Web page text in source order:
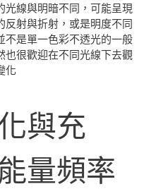
光線與明暗不同，可能呈現
反射與折射，或是明度不同
不是單一色彩不透光的一般
也很歡迎在不同光線下去觀
化
與充
量頻率